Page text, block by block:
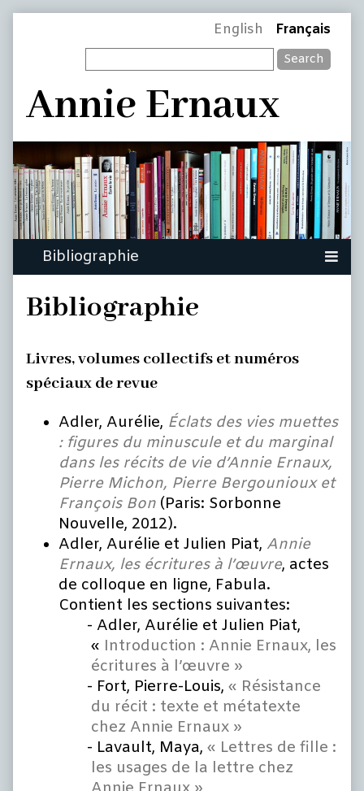
Header
English Français
Search
Annie Ernaux
Bibliographie
Livres, volumes collectifs et numéros
spéciaux de revue
Adler, Aurélie, Éclats des vies muettes
: figures du minuscule et du marginal
dans les récits de vie d’Annie Ernaux,
Pierre Michon, Pierre Bergounioux et
François Bon (Paris: Sorbonne
Nouvelle, 2012).
Adler, Aurélie et Julien Piat, Annie
Ernaux, les écritures à l’œuvre, actes
de colloque en ligne, Fabula.
Contient les sections suivantes:
Adler, Aurélie et Julien Piat,
« Introduction : Annie Ernaux, les
écritures à l’œuvre »
Fort, Pierre-Louis, « Résistance
du récit : texte et métatexte
chez Annie Ernaux »
Lavault, Maya, « Lettres de fille :
les usages de la lettre chez